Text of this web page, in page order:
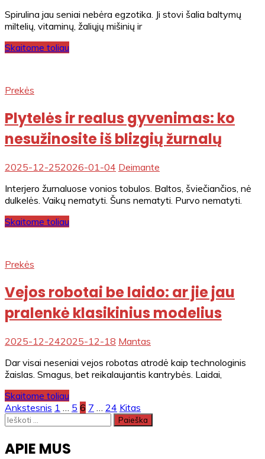
Spirulina jau seniai nebėra egzotika. Ji stovi šalia baltymų
miltelių, vitaminų, žaliųjų mišinių ir
Skaitome toliau
Prekės
Plytelės ir realus gyvenimas: ko
nesužinosite iš blizgių žurnalų
2025-12-252026-01-04 Deimante
Interjero žurnaluose vonios tobulos. Baltos, šviečiančios, nė
dulkelės. Vaikų nematyti. Šuns nematyti. Purvo nematyti.
Skaitome toliau
Prekės
Vejos robotai be laido: ar jie jau
pralenkė klasikinius modelius
2025-12-242025-12-18 Mantas
Dar visai neseniai vejos robotas atrodė kaip technologinis
žaislas. Smagus, bet reikalaujantis kantrybės. Laidai,
Skaitome toliau
Įrašų
puslapiavimas
Ankstesnis 1 5 6 7 24 Kitas
Ieškoti:
APIE MUS